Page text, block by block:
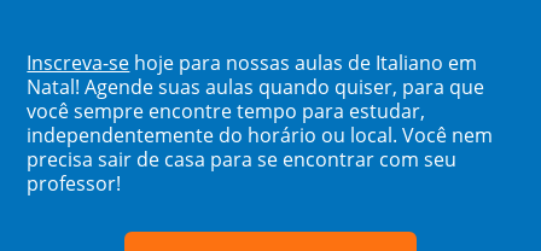
Inscreva-se hoje para nossas aulas de Italiano em
Natal! Agende suas aulas quando quiser, para que
você sempre encontre tempo para estudar,
independentemente do horário ou local. Você nem
precisa sair de casa para se encontrar com seu
professor!